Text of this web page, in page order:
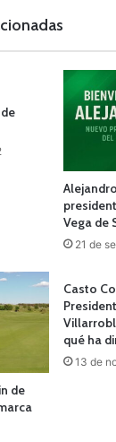
Vega de
21 de
de
Casto
qué ha
13 de